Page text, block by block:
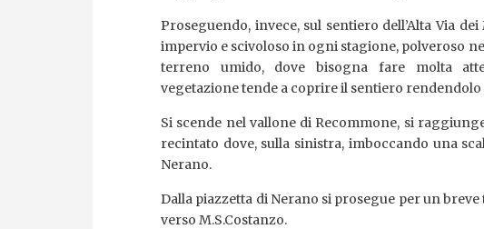
Proseguendo, invece, sul sentiero dell’Alta Via
impervio e scivoloso in ogni stagione, polveroso
terreno umido, dove bisogna fare molta
vegetazione tende a coprire il sentiero
Si scende nel vallone di Recommone, si
recintato dove, sulla sinistra, imboccando una
Nerano.
Dalla piazzetta di Nerano si prosegue per un
verso M.S.Costanzo.